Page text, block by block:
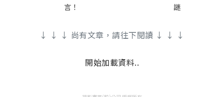
言！
謎
↓ ↓ ↓ 尚有文章，請往下閱讀 ↓ ↓ ↓
開始加載資料..